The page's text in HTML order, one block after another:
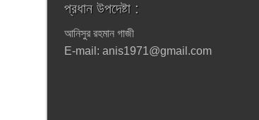
প্রধান উপদেষ্টা :
আনিসুর রহমান গাজী
E-mail: anis1971@gmail.com